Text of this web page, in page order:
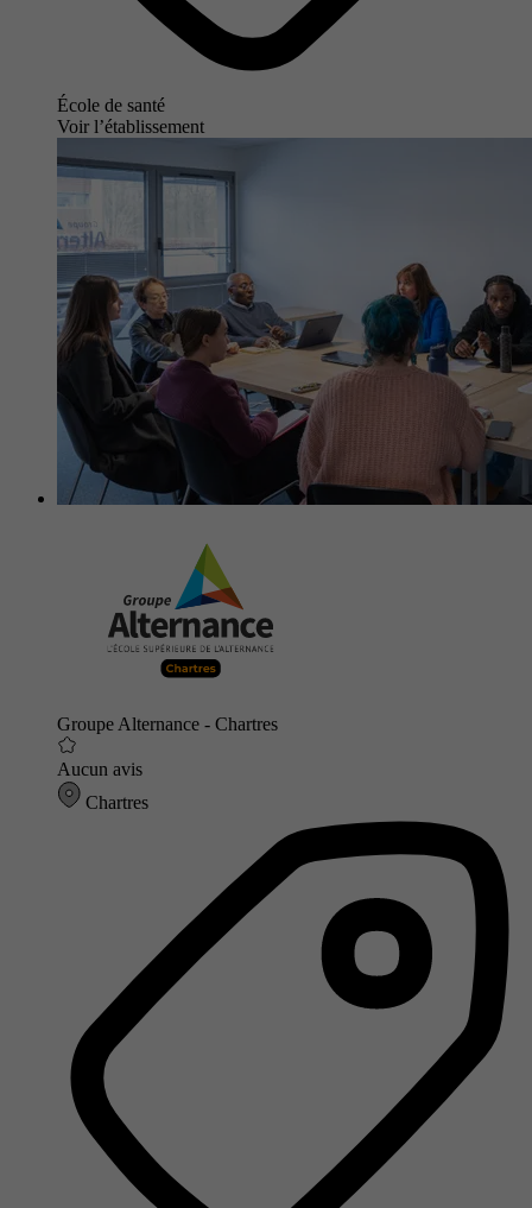
École de santé
Voir l’établissement
Groupe Alternance - Chartres
Aucun avis
Chartres